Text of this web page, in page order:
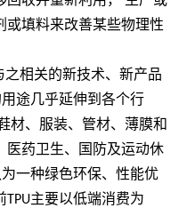
或填料来改善某些物理性
相关的新技术、新产品
用途几乎延伸到各个行
材、服装、管材、薄膜和
医药卫生、国防及运动休
一种绿色环保、性能优
TPU主要以低端消费为